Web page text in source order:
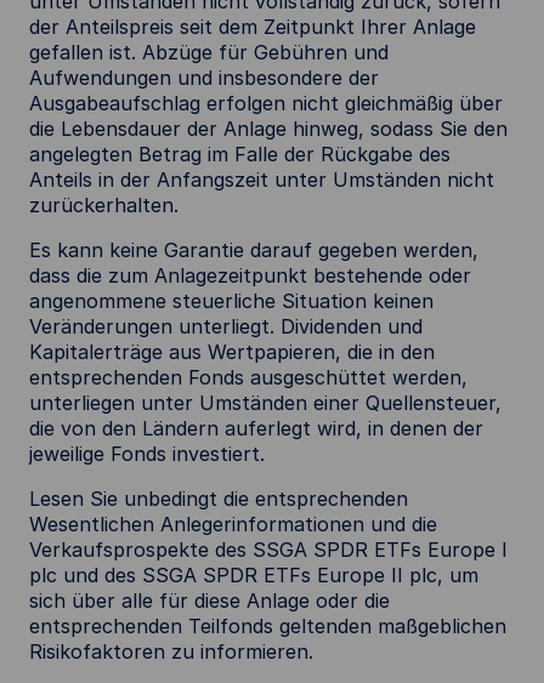
der Anteilspreis seit dem Zeitpunkt Ihrer Anlage
gefallen ist. Abzüge für Gebühren und
Aufwendungen und insbesondere der
Ausgabeaufschlag erfolgen nicht gleichmäßig über
die Lebensdauer der Anlage hinweg, sodass Sie den
angelegten Betrag im Falle der Rückgabe des
Anteils in der Anfangszeit unter Umständen nicht
zurückerhalten.
Es kann keine Garantie darauf gegeben werden,
dass die zum Anlagezeitpunkt bestehende oder
angenommene steuerliche Situation keinen
Veränderungen unterliegt. Dividenden und
Kapitalerträge aus Wertpapieren, die in den
entsprechenden Fonds ausgeschüttet werden,
unterliegen unter Umständen einer Quellensteuer,
die von den Ländern auferlegt wird, in denen der
jeweilige Fonds investiert.
Lesen Sie unbedingt die entsprechenden
Wesentlichen Anlegerinformationen und die
Verkaufsprospekte des SSGA SPDR ETFs Europe I
plc und des SSGA SPDR ETFs Europe II plc, um
sich über alle für diese Anlage oder die
entsprechenden Teilfonds geltenden maßgeblichen
Risikofaktoren zu informieren.